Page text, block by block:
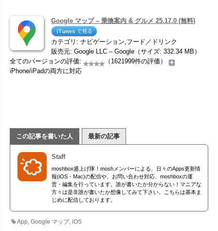
Google マップ – 乗換案内 & グルメ 25.17.0 (無料)
カテゴリ: ナビゲーション,フード／ドリンク
販売元: Google LLC – Google（サイズ: 332.34 MB）
全てのバージョンの評価:
（1621999件の評価）
iPhone/iPadの両方に対応
この記事を書いた人 最新の記事
Staff
moshbox盛上げ隊！moshメンバーによる、日々のApps更新情
報(iOS・Mac)の配信や、お問い合わせ対応、moshboxの運
営・編集を行っています。誰が書いたか分からない！マニアな
方々は是非誰が書いたか想像してみて下さい。こちらは基本ま
じめに配信しております。
App ,Google マップ,iOS